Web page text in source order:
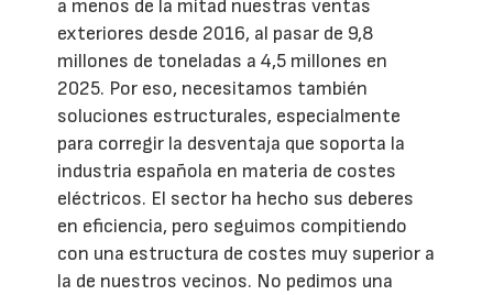
a menos de la mitad nuestras ventas
exteriores desde 2016, al pasar de 9,8
millones de toneladas a 4,5 millones en
2025. Por eso, necesitamos también
soluciones estructurales, especialmente
para corregir la desventaja que soporta la
industria española en materia de costes
eléctricos. El sector ha hecho sus deberes
en eficiencia, pero seguimos compitiendo
con una estructura de costes muy superior a
la de nuestros vecinos. No pedimos una